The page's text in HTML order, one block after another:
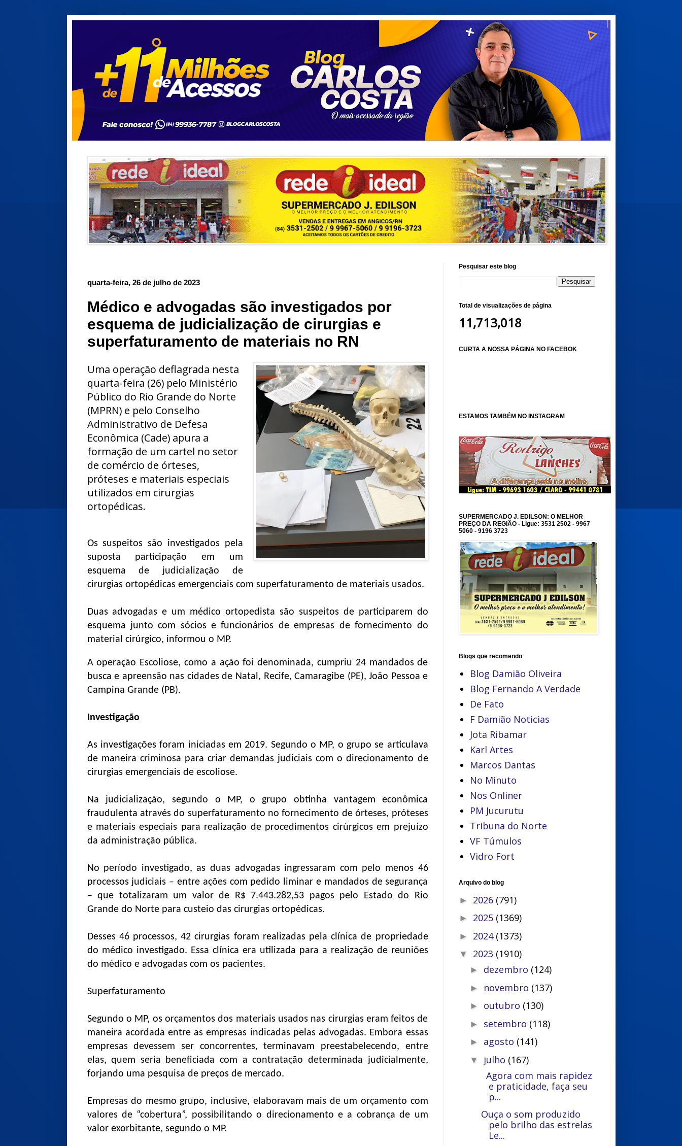
quarta-feira, 26 de julho de 2023
Médico e advogadas são investigados por
esquema de judicialização de cirurgias e
superfaturamento de materiais no RN
Uma operação deflagrada nesta
quarta-feira (26) pelo Ministério
Público do Rio Grande do Norte
(MPRN) e pelo Conselho
Administrativo de Defesa
Econômica (Cade) apura a
formação de um cartel no setor
de comércio de órteses,
próteses e materiais especiais
utilizados em cirurgias
ortopédicas.
Os suspeitos são investigados pela
suposta participação em um
esquema de judicialização de
cirurgias ortopédicas emergenciais com superfaturamento de materiais usados.
Duas advogadas e um médico ortopedista são suspeitos de participarem do
esquema junto com sócios e funcionários de empresas de fornecimento do
material cirúrgico, informou o MP.
A operação Escoliose, como a ação foi denominada, cumpriu 24 mandados de
busca e apreensão nas cidades de Natal, Recife, Camaragibe (PE), João Pessoa e
Campina Grande (PB).
Investigação
As investigações foram iniciadas em 2019. Segundo o MP, o grupo se articulava
de maneira criminosa para criar demandas judiciais com o direcionamento de
cirurgias emergenciais de escoliose.
Na judicialização, segundo o MP, o grupo obtinha vantagem econômica
fraudulenta através do superfaturamento no fornecimento de órteses, próteses
e materiais especiais para realização de procedimentos cirúrgicos em prejuízo
da administração pública.
No período investigado, as duas advogadas ingressaram com pelo menos 46
processos judiciais – entre ações com pedido liminar e mandados de segurança
– que totalizaram um valor de R$ 7.443.282,53 pagos pelo Estado do Rio
Grande do Norte para custeio das cirurgias ortopédicas.
Desses 46 processos, 42 cirurgias foram realizadas pela clínica de propriedade
do médico investigado. Essa clínica era utilizada para a realização de reuniões
do médico e advogadas com os pacientes.
Superfaturamento
Segundo o MP, os orçamentos dos materiais usados nas cirurgias eram feitos de
maneira acordada entre as empresas indicadas pelas advogadas. Embora essas
empresas devessem ser concorrentes, terminavam preestabelecendo, entre
elas, quem seria beneficiada com a contratação determinada judicialmente,
forjando uma pesquisa de preços de mercado.
Empresas do mesmo grupo, inclusive, elaboravam mais de um orçamento com
valores de “cobertura”, possibilitando o direcionamento e a cobrança de um
valor exorbitante, segundo o MP.
Pesquisar este blog
Total de visualizações de página
11,713,018
CURTA A NOSSA PÁGINA NO FACEBOK
ESTAMOS TAMBÉM NO INSTAGRAM
SUPERMERCADO J. EDILSON: O MELHOR
PREÇO DA REGIÃO - Ligue: 3531 2502 - 9967
5060 - 9196 3723
Blogs que recomendo
Blog Damião Oliveira
Blog Fernando A Verdade
De Fato
F Damião Noticias
Jota Ribamar
Karl Artes
Marcos Dantas
No Minuto
Nos Onliner
PM Jucurutu
Tribuna do Norte
VF Túmulos
Vidro Fort
Arquivo do blog
► 2026 (791)
► 2025 (1369)
► 2024 (1373)
▼ 2023 (1910)
► dezembro (124)
► novembro (137)
► outubro (130)
► setembro (118)
► agosto (141)
▼ julho (167)
Agora com mais rapidez
e praticidade, faça seu
p...
Ouça o som produzido
pelo brilho das estrelas
Le...